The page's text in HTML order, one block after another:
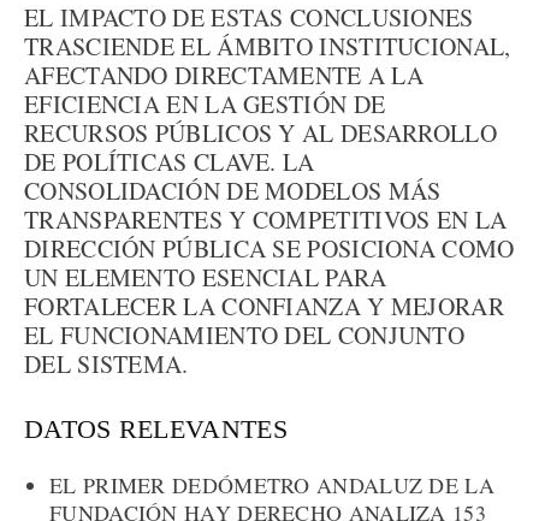
EL IMPACTO DE ESTAS CONCLUSIONES
TRASCIENDE EL ÁMBITO INSTITUCIONAL,
AFECTANDO DIRECTAMENTE A LA
EFICIENCIA EN LA GESTIÓN DE
RECURSOS PÚBLICOS Y AL DESARROLLO
DE POLÍTICAS CLAVE. LA
CONSOLIDACIÓN DE MODELOS MÁS
TRANSPARENTES Y COMPETITIVOS EN LA
DIRECCIÓN PÚBLICA SE POSICIONA COMO
UN ELEMENTO ESENCIAL PARA
FORTALECER LA CONFIANZA Y MEJORAR
EL FUNCIONAMIENTO DEL CONJUNTO
DEL SISTEMA.
DATOS RELEVANTES
EL PRIMER DEDÓMETRO ANDALUZ DE LA
FUNDACIÓN HAY DERECHO ANALIZA 153